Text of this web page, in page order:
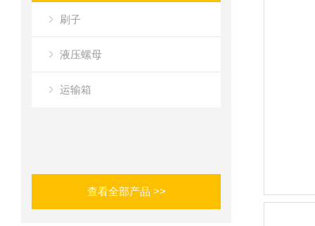
刷子
液压螺母
运输箱
查看全部产品 >>